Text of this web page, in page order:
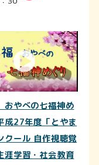
やべの七福神め
成27年度「とやま
クール 自作視聴覚
涯学習・社会教育